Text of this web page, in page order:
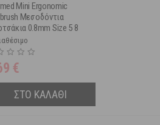
Mini Ergonomic
Μεσοδόντια
0.8mm Size 5 8
€
ΣΤΟ ΚΑΛΑΘΙ